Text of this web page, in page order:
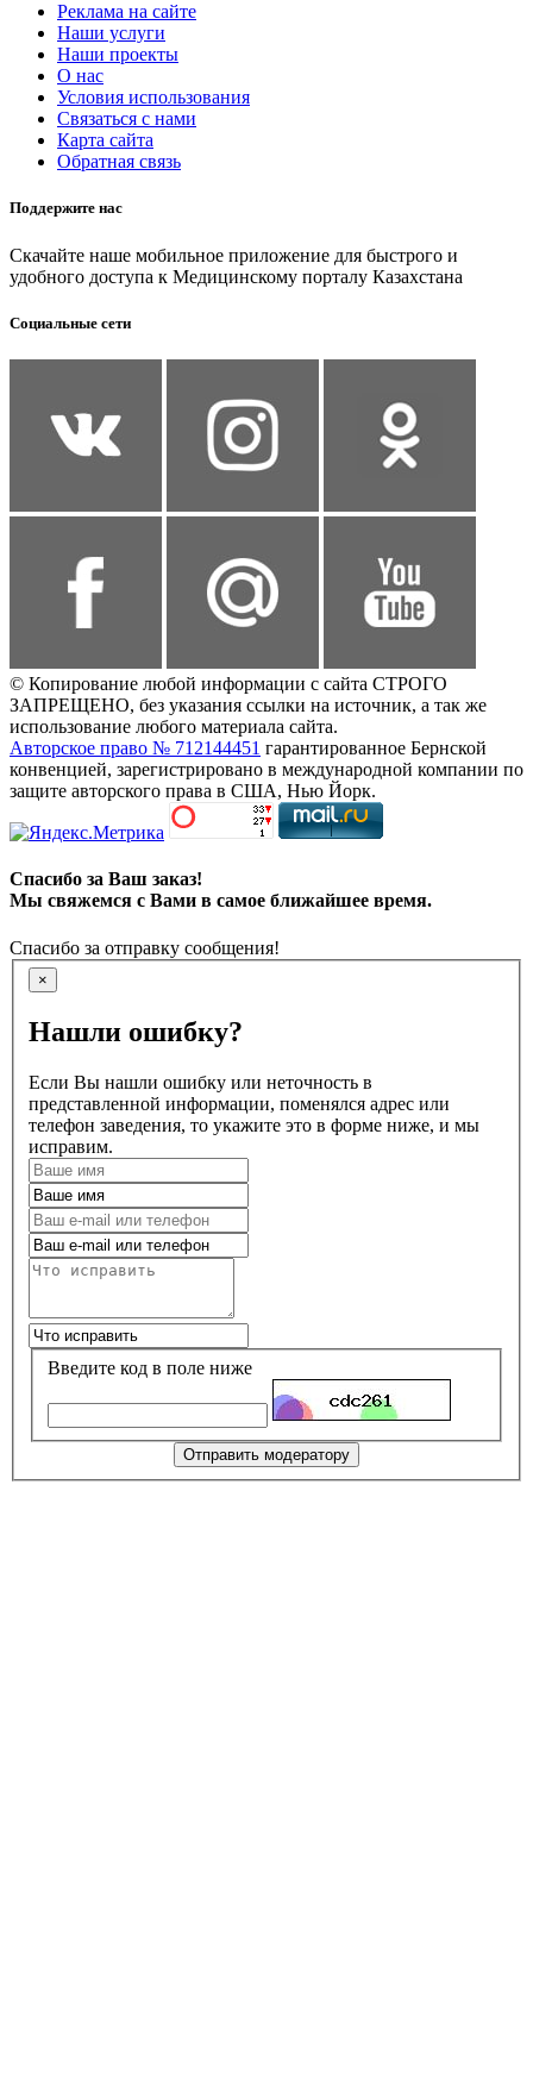
Реклама на сайте
Наши услуги
Наши проекты
О нас
Условия использования
Связаться с нами
Карта сайта
Обратная связь
Поддержите нас
Скачайте наше мобильное приложение для быстрого и
удобного доступа к Медицинскому порталу Казахстана
Социальные сети
© Копирование любой информации с сайта СТРОГО
ЗАПРЕЩЕНО, без указания ссылки на источник, а так же
использование любого материала сайта.
Авторское право № 712144451 гарантированное Бернской
конвенцией, зарегистрировано в международной компании по
защите авторского права в США, Нью Йорк.
Спасибо за Ваш заказ!
Мы свяжемся с Вами в самое ближайшее время.
Спасибо за отправку сообщения!
×
Нашли ошибку?
Если Вы нашли ошибку или неточность в
представленной информации, поменялся адрес или
телефон заведения, то укажите это в форме ниже, и мы
исправим.
Введите код в поле ниже
Отправить модератору